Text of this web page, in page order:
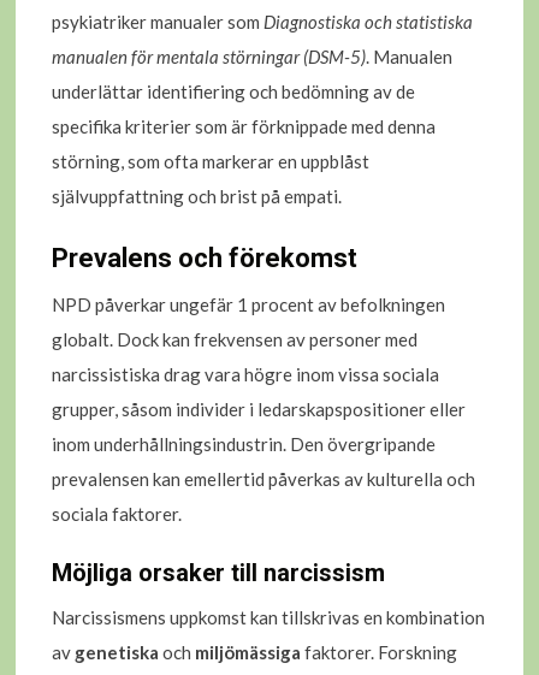
psykiatriker manualer som Diagnostiska och statistiska
manualen för mentala störningar (DSM-5). Manualen
underlättar identifiering och bedömning av de
specifika kriterier som är förknippade med denna
störning, som ofta markerar en uppblåst
självuppfattning och brist på empati.
Prevalens och förekomst
NPD påverkar ungefär 1 procent av befolkningen
globalt. Dock kan frekvensen av personer med
narcissistiska drag vara högre inom vissa sociala
grupper, såsom individer i ledarskapspositioner eller
inom underhållningsindustrin. Den övergripande
prevalensen kan emellertid påverkas av kulturella och
sociala faktorer.
Möjliga orsaker till narcissism
Narcissismens uppkomst kan tillskrivas en kombination
av genetiska och miljömässiga faktorer. Forskning